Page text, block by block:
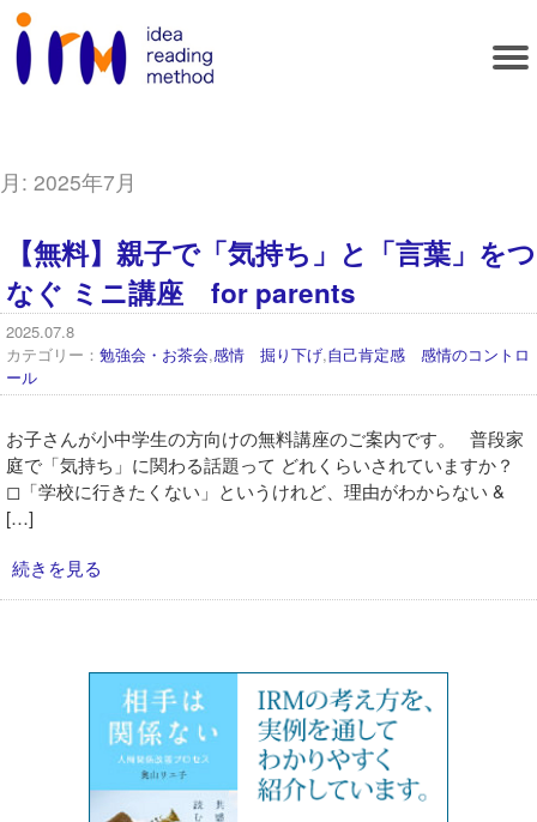
月: 2025年7月
【無料】親子で「気持ち」と「言葉」をつ
なぐ ミニ講座 for parents
2025.07.8
カテゴリー： 勉強会・お茶会,感情 掘り下げ,自己肯定感 感情のコントロ
ール
お子さんが小中学生の方向けの無料講座のご案内です。 普段家
庭で「気持ち」に関わる話題って どれくらいされていますか？
◻︎「学校に行きたくない」というけれど、理由がわからない &
[…]
続きを見る